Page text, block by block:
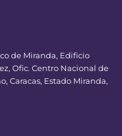
de Miranda, Edificio
Ofic. Centro Nacional de
Caracas, Estado Miranda,